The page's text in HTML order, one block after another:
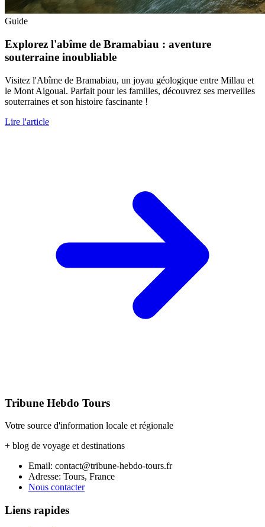
Guide
Explorez l'abîme de Bramabiau : aventure
souterraine inoubliable
Visitez l'Abîme de Bramabiau, un joyau géologique entre Millau et
le Mont Aigoual. Parfait pour les familles, découvrez ses merveilles
souterraines et son histoire fascinante !
Lire l'article
Tribune Hebdo Tours
Votre source d'information locale et régionale
+ blog de voyage et destinations
Email: contact@tribune-hebdo-tours.fr
Adresse: Tours, France
Nous contacter
Liens rapides